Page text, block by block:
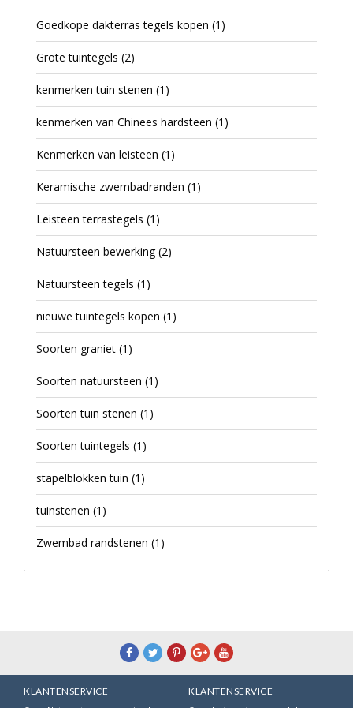
Goedkope dakterras tegels kopen (1)
Grote tuintegels (2)
kenmerken tuin stenen (1)
kenmerken van Chinees hardsteen (1)
Kenmerken van leisteen (1)
Keramische zwembadranden (1)
Leisteen terrastegels (1)
Natuursteen bewerking(2)
Natuursteen tegels (1)
nieuwe tuintegels kopen (1)
Soorten graniet (1)
Soorten natuursteen (1)
Soorten tuin stenen (1)
Soorten tuintegels (1)
stapelblokken tuin (1)
tuinstenen (1)
Zwembad randstenen (1)
KLANTENSERVICE
KLANTENSERVICE